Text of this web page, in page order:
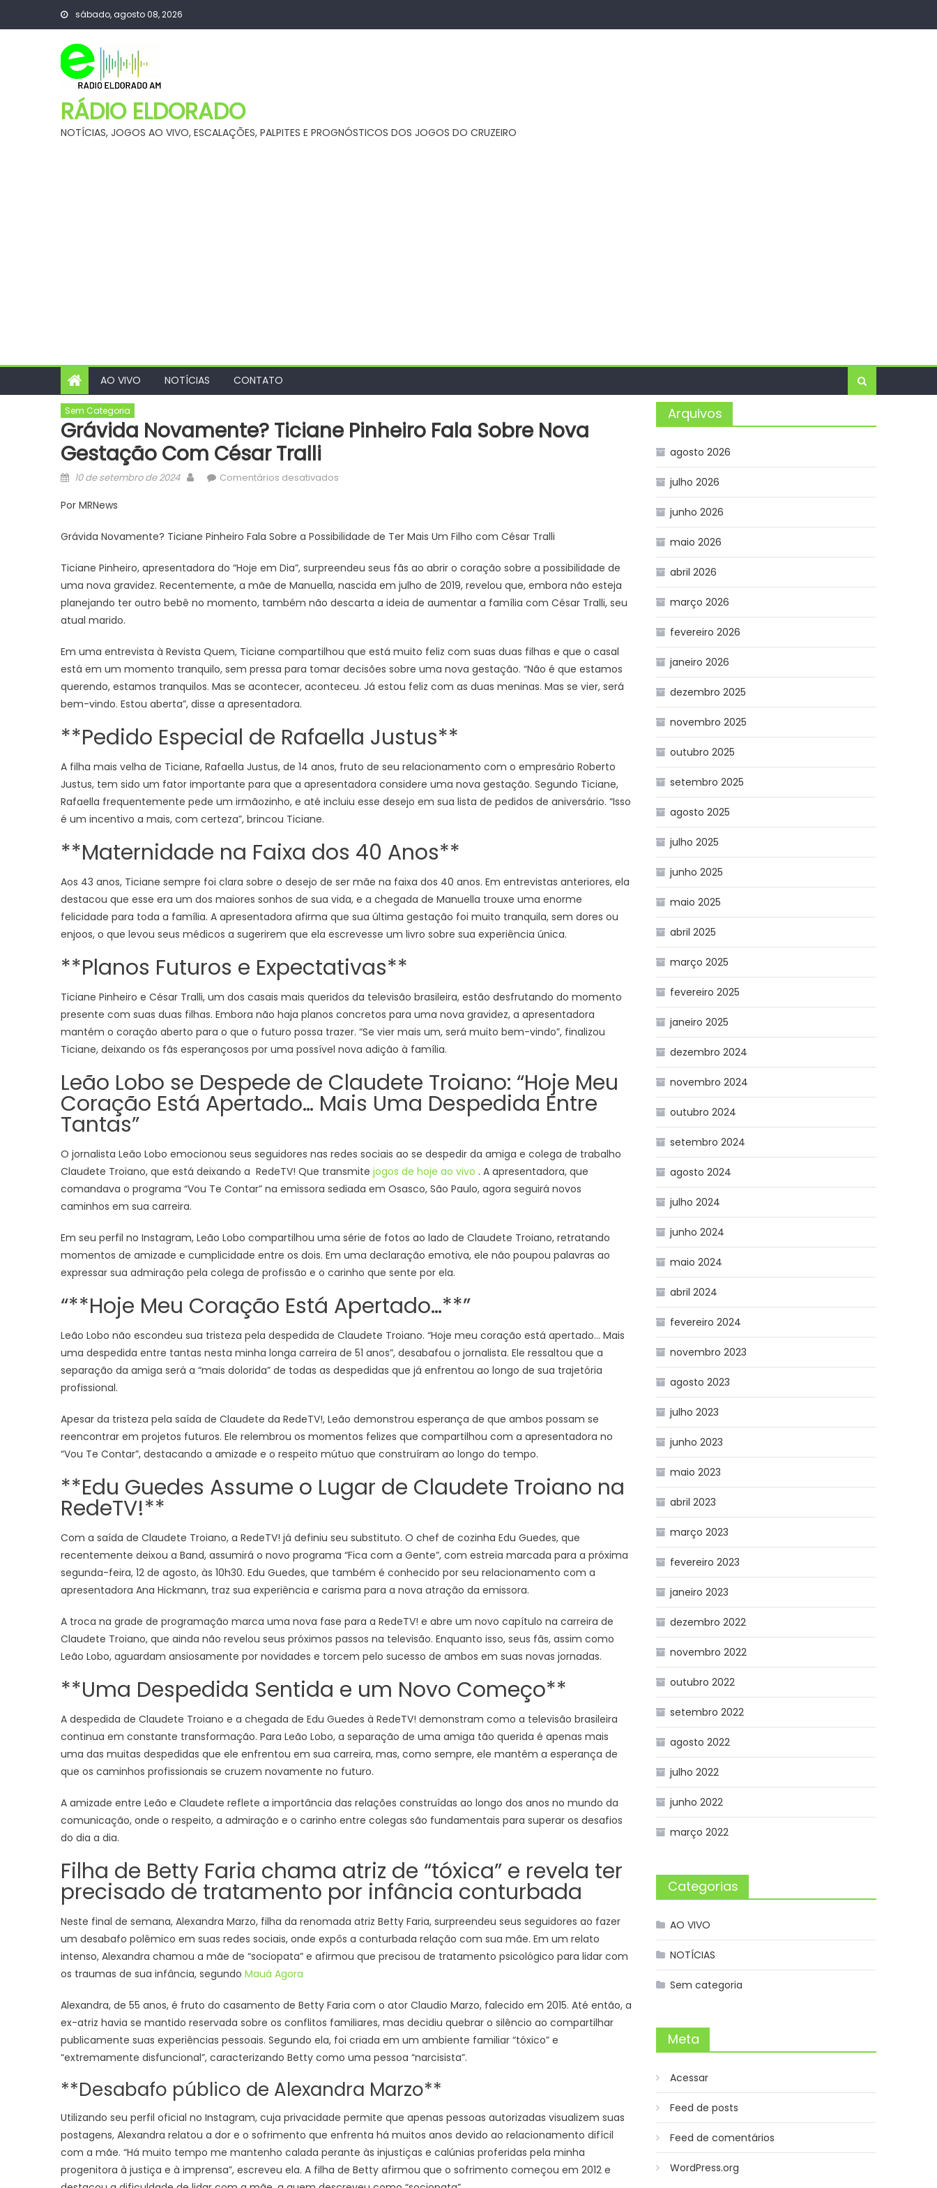
sábado, agosto 08, 2026
RÁDIO ELDORADO
NOTÍCIAS, JOGOS AO VIVO, ESCALAÇÕES, PALPITES E PROGNÓSTICOS DOS JOGOS DO CRUZEIRO
AO VIVO NOTÍCIAS CONTATO
Sem Categoria
Grávida Novamente? Ticiane Pinheiro Fala Sobre Nova
Gestação Com César Tralli
Posted
10 de setembro de 2024 AuthorComentários desativados
Pinheiro
Sobre
nova
gestação
Tralli
Por MRNews
Grávida Novamente? Ticiane Pinheiro Fala Sobre a Possibilidade de Ter Mais Um Filho com César Tralli
Ticiane Pinheiro, apresentadora do “Hoje em Dia”, surpreendeu seus fãs ao abrir o coração sobre a possibilidade de
uma nova gravidez. Recentemente, a mãe de Manuella, nascida em julho de 2019, revelou que, embora não esteja
planejando ter outro bebê no momento, também não descarta a ideia de aumentar a família com César Tralli, seu
atual marido.
Em uma entrevista à Revista Quem, Ticiane compartilhou que está muito feliz com suas duas filhas e que o casal
está em um momento tranquilo, sem pressa para tomar decisões sobre uma nova gestação. “Não é que estamos
querendo, estamos tranquilos. Mas se acontecer, aconteceu. Já estou feliz com as duas meninas. Mas se vier, será
bem-vindo. Estou aberta”, disse a apresentadora.
**Pedido Especial de Rafaella Justus**
A filha mais velha de Ticiane, Rafaella Justus, de 14 anos, fruto de seu relacionamento com o empresário Roberto
Justus, tem sido um fator importante para que a apresentadora considere uma nova gestação. Segundo Ticiane,
Rafaella frequentemente pede um irmãozinho, e até incluiu esse desejo em sua lista de pedidos de aniversário. “Isso
é um incentivo a mais, com certeza”, brincou Ticiane.
**Maternidade na Faixa dos 40 Anos**
Aos 43 anos, Ticiane sempre foi clara sobre o desejo de ser mãe na faixa dos 40 anos. Em entrevistas anteriores, ela
destacou que esse era um dos maiores sonhos de sua vida, e a chegada de Manuella trouxe uma enorme
felicidade para toda a família. A apresentadora afirma que sua última gestação foi muito tranquila, sem dores ou
enjoos, o que levou seus médicos a sugerirem que ela escrevesse um livro sobre sua experiência única.
**Planos Futuros e Expectativas**
Ticiane Pinheiro e César Tralli, um dos casais mais queridos da televisão brasileira, estão desfrutando do momento
presente com suas duas filhas. Embora não haja planos concretos para uma nova gravidez, a apresentadora
mantém o coração aberto para o que o futuro possa trazer. “Se vier mais um, será muito bem-vindo”, finalizou
Ticiane, deixando os fãs esperançosos por uma possível nova adição à família.
Leão Lobo se Despede de Claudete Troiano: “Hoje Meu
Coração Está Apertado… Mais Uma Despedida Entre
Tantas”
O jornalista Leão Lobo emocionou seus seguidores nas redes sociais ao se despedir da amiga e colega de trabalho
Claudete Troiano, que está deixando a RedeTV! Que transmite jogos de hoje ao vivo . A apresentadora, que
comandava o programa “Vou Te Contar” na emissora sediada em Osasco, São Paulo, agora seguirá novos
caminhos em sua carreira.
Em seu perfil no Instagram, Leão Lobo compartilhou uma série de fotos ao lado de Claudete Troiano, retratando
momentos de amizade e cumplicidade entre os dois. Em uma declaração emotiva, ele não poupou palavras ao
expressar sua admiração pela colega de profissão e o carinho que sente por ela.
“**Hoje Meu Coração Está Apertado…**”
Leão Lobo não escondeu sua tristeza pela despedida de Claudete Troiano. “Hoje meu coração está apertado… Mais
uma despedida entre tantas nesta minha longa carreira de 51 anos”, desabafou o jornalista. Ele ressaltou que a
separação da amiga será a “mais dolorida” de todas as despedidas que já enfrentou ao longo de sua trajetória
profissional.
Apesar da tristeza pela saída de Claudete da RedeTV!, Leão demonstrou esperança de que ambos possam se
reencontrar em projetos futuros. Ele relembrou os momentos felizes que compartilhou com a apresentadora no
“Vou Te Contar”, destacando a amizade e o respeito mútuo que construíram ao longo do tempo.
**Edu Guedes Assume o Lugar de Claudete Troiano na
RedeTV!**
Com a saída de Claudete Troiano, a RedeTV! já definiu seu substituto. O chef de cozinha Edu Guedes, que
recentemente deixou a Band, assumirá o novo programa “Fica com a Gente”, com estreia marcada para a próxima
segunda-feira, 12 de agosto, às 10h30. Edu Guedes, que também é conhecido por seu relacionamento com a
apresentadora Ana Hickmann, traz sua experiência e carisma para a nova atração da emissora.
A troca na grade de programação marca uma nova fase para a RedeTV! e abre um novo capítulo na carreira de
Claudete Troiano, que ainda não revelou seus próximos passos na televisão. Enquanto isso, seus fãs, assim como
Leão Lobo, aguardam ansiosamente por novidades e torcem pelo sucesso de ambos em suas novas jornadas.
**Uma Despedida Sentida e um Novo Começo**
A despedida de Claudete Troiano e a chegada de Edu Guedes à RedeTV! demonstram como a televisão brasileira
continua em constante transformação. Para Leão Lobo, a separação de uma amiga tão querida é apenas mais
uma das muitas despedidas que ele enfrentou em sua carreira, mas, como sempre, ele mantém a esperança de
que os caminhos profissionais se cruzem novamente no futuro.
A amizade entre Leão e Claudete reflete a importância das relações construídas ao longo dos anos no mundo da
comunicação, onde o respeito, a admiração e o carinho entre colegas são fundamentais para superar os desafios
do dia a dia.
Filha de Betty Faria chama atriz de “tóxica” e revela ter
precisado de tratamento por infância conturbada
Neste final de semana, Alexandra Marzo, filha da renomada atriz Betty Faria, surpreendeu seus seguidores ao fazer
um desabafo polêmico em suas redes sociais, onde expôs a conturbada relação com sua mãe. Em um relato
intenso, Alexandra chamou a mãe de “sociopata” e afirmou que precisou de tratamento psicológico para lidar com
os traumas de sua infância, segundo Mauá Agora
Alexandra, de 55 anos, é fruto do casamento de Betty Faria com o ator Claudio Marzo, falecido em 2015. Até então, a
ex-atriz havia se mantido reservada sobre os conflitos familiares, mas decidiu quebrar o silêncio ao compartilhar
publicamente suas experiências pessoais. Segundo ela, foi criada em um ambiente familiar “tóxico” e
“extremamente disfuncional”, caracterizando Betty como uma pessoa “narcisista”.
**Desabafo público de Alexandra Marzo**
Utilizando seu perfil oficial no Instagram, cuja privacidade permite que apenas pessoas autorizadas visualizem suas
postagens, Alexandra relatou a dor e o sofrimento que enfrenta há muitos anos devido ao relacionamento difícil
com a mãe. “Há muito tempo me mantenho calada perante às injustiças e calúnias proferidas pela minha
progenitora à justiça e à imprensa”, escreveu ela. A filha de Betty afirmou que o sofrimento começou em 2012 e
Arquivos
agosto 2026
julho 2026
junho 2026
maio 2026
abril 2026
março 2026
fevereiro 2026
janeiro 2026
dezembro 2025
novembro 2025
outubro 2025
setembro 2025
agosto 2025
julho 2025
junho 2025
maio 2025
abril 2025
março 2025
fevereiro 2025
janeiro 2025
dezembro 2024
novembro 2024
outubro 2024
setembro 2024
agosto 2024
julho 2024
junho 2024
maio 2024
abril 2024
fevereiro 2024
novembro 2023
agosto 2023
julho 2023
junho 2023
maio 2023
abril 2023
março 2023
fevereiro 2023
janeiro 2023
dezembro 2022
novembro 2022
outubro 2022
setembro 2022
agosto 2022
julho 2022
junho 2022
março 2022
Categorias
AO VIVO
NOTÍCIAS
Sem categoria
Meta
Acessar
Feed de posts
Feed de comentários
WordPress.org